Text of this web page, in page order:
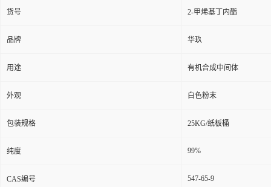
货号 2-甲烯基丁内酯
品牌 华玖
用途 有机合成中间体
外观 白色粉末
包装规格 25KG/纸板桶
纯度 99%
CAS编号 547-65-9